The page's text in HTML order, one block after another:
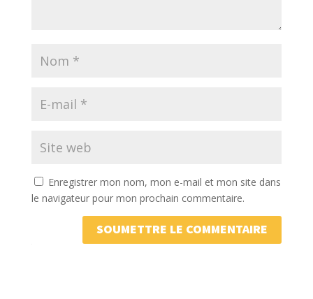
Enregistrer mon nom, mon e-mail et mon site dans
le navigateur pour mon prochain commentaire.
SOUMETTRE LE COMMENTAIRE